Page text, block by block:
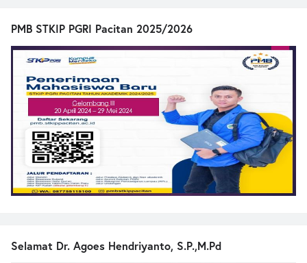
PMB STKIP PGRI Pacitan 2025/2026
Selamat Dr. Agoes Hendriyanto, S.P.,M.Pd